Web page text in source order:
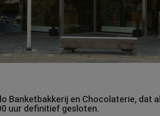
Banketbakkerij en Chocolaterie, dat
uur definitief gesloten.